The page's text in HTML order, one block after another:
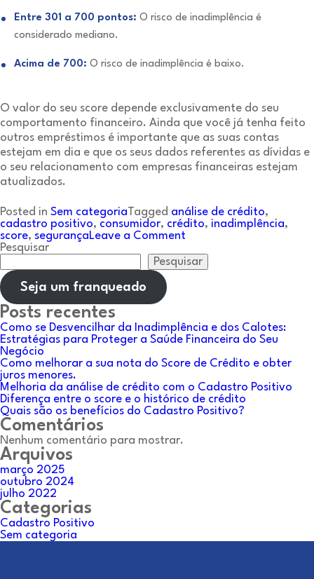
Entre 301 a 700 pontos: O risco de inadimplência é
considerado mediano.
Acima de 700: O risco de inadimplência é baixo.
O valor do seu score depende exclusivamente do seu
comportamento financeiro. Ainda que você já tenha feito
outros empréstimos é importante que as suas contas
estejam em dia e que os seus dados referentes as dívidas e
o seu relacionamento com empresas financeiras estejam
atualizados.
Posted in Sem categoriaTagged análise de crédito,
cadastro positivo, consumidor, crédito, inadimplência,
score, segurançaLeave a Comment
entre
o
de
crédito
Pesquisar
Pesquisar
Seja um franqueado
Posts recentes
Como se Desvencilhar da Inadimplência e dos Calotes:
Estratégias para Proteger a Saúde Financeira do Seu
Negócio
Como melhorar a sua nota do Score de Crédito e obter
juros menores.
Melhoria da análise de crédito com o Cadastro Positivo
Diferença entre o score e o histórico de crédito
Quais são os benefícios do Cadastro Positivo?
Comentários
Nenhum comentário para mostrar.
Arquivos
março 2025
outubro 2024
julho 2022
Categorias
Cadastro Positivo
Sem categoria